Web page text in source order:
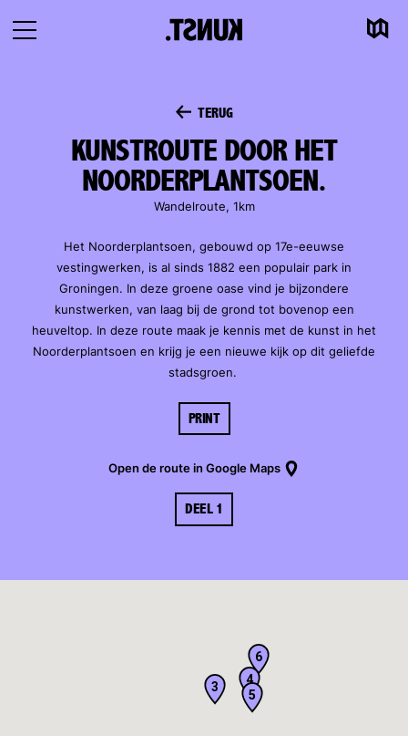
Naar
Navigatie
Kaart
TERUG
KUNSTROUTE DOOR HET
NOORDERPLANTSOEN.
Wandelroute, 1km
Het Noorderplantsoen, gebouwd op 17e-eeuwse
vestingwerken, is al sinds 1882 een populair park in
Groningen. In deze groene oase vind je bijzondere
kunstwerken, van laag bij de grond tot bovenop een
heuveltop. In deze route maak je kennis met de kunst in het
Noorderplantsoen en krijg je een nieuwe kijk op dit geliefde
stadsgroen.
PRINT
Open de route in Google Maps
DEEL 1
3
4
5
6